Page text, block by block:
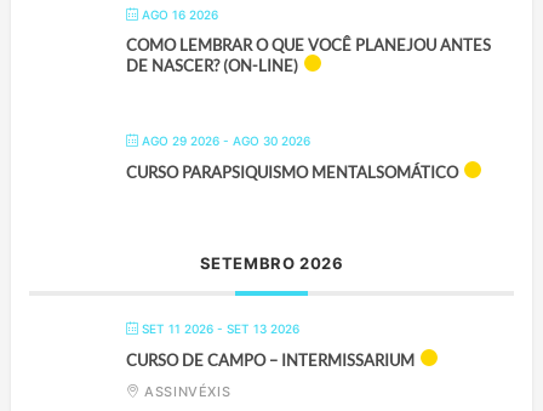
AGO 16 2026
COMO LEMBRAR O QUE VOCÊ PLANEJOU ANTES
DE NASCER? (ON-LINE)
AGO 29 2026- AGO 30 2026
CURSO PARAPSIQUISMO MENTALSOMÁTICO
SETEMBRO 2026
SET 11 2026- SET 13 2026
CURSO DE CAMPO – INTERMISSARIUM
ASSINVÉXIS